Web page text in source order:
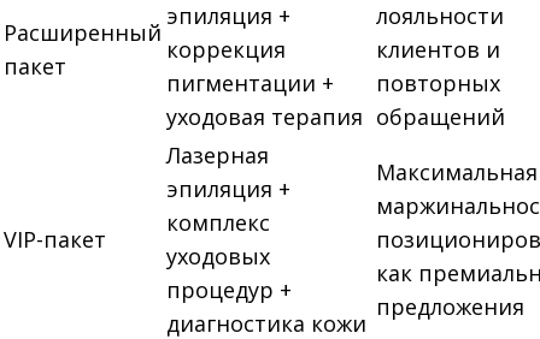
Расширенный
пакет
эпиляция +
коррекция
пигментации +
уходовая терапия
лояльности
клиентов и
повторных
обращений
VIP-пакет
Лазерная
эпиляция +
комплекс
уходовых
процедур +
диагностика кожи
Максимальная
как
предложения